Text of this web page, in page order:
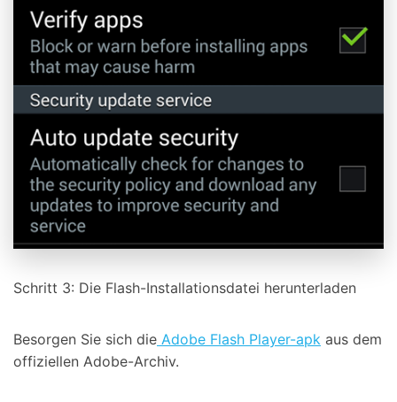
Schritt 3: Die Flash-Installationsdatei herunterladen
Besorgen Sie sich die Adobe Flash Player-apk aus dem
offiziellen Adobe-Archiv.